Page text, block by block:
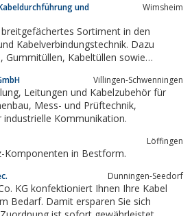
und
Wimsheim
Sortiment in den
Kabelverbindungstechnik. Dazu
Flachstecker,
Aderendhülsen...
Villingen-Schwenningen
für
Kabel für industrielle Kommunikation.
Löffingen
Komponenten in Bestform.
Dunningen-Seedorf
KG konfektioniert Ihnen Ihre Kabel
Bedarf. Damit ersparen Sie sich